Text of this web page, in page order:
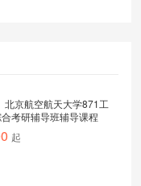
北京航空航天大学871工
考研辅导班辅导课程
起